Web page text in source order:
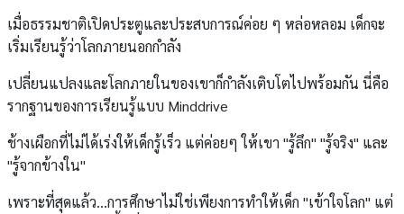
เมื่อธรรมชาติเปิดประตูและประสบการณ์ค่อย ๆ หล่อหลอม เด็กจะ
เริ่มเรียนรู้ว่าโลกภายนอกกำลัง
เปลี่ยนแปลงและโลกภายในของเขาก็กำลังเติบโตไปพร้อมกัน นี่คือ
รากฐานของการเรียนรู้แบบ Minddrive
ช้างเผือกที่ไม่ได้เร่งให้เด็กรู้เร็ว แต่ค่อยๆ ให้เขา "รู้ลึก" "รู้จริง" และ
"รู้จากข้างใน"
เพราะที่สุดแล้ว...การศึกษาไม่ใช่เพียงการทำให้เด็ก "เข้าใจโลก" แต่